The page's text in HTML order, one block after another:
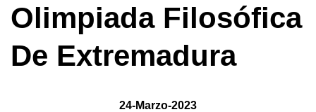
Olimpiada Filosófica
De Extremadura
24-Marzo-2023